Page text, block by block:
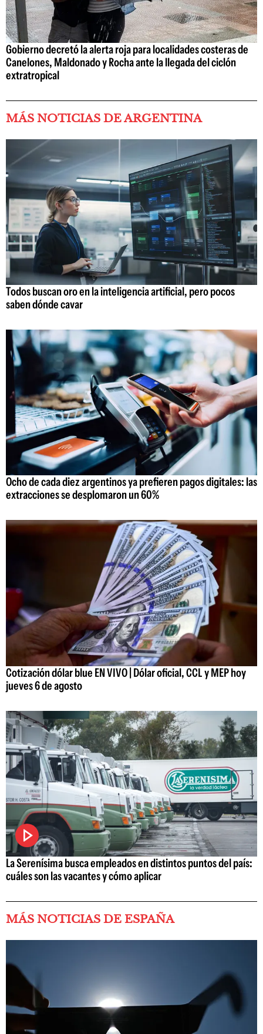
Gobierno decretó la alerta roja para localidades costeras de
Canelones, Maldonado y Rocha ante la llegada del ciclón
extratropical
MÁS NOTICIAS DE ARGENTINA
Todos buscan oro en la inteligencia artificial, pero pocos
saben dónde cavar
Ocho de cada diez argentinos ya prefieren pagos digitales: las
extracciones se desplomaron un 60%
Cotización dólar blue EN VIVO | Dólar oficial, CCL y MEP hoy
jueves 6 de agosto
La Serenísima busca empleados en distintos puntos del país:
cuáles son las vacantes y cómo aplicar
MÁS NOTICIAS DE ESPAÑA